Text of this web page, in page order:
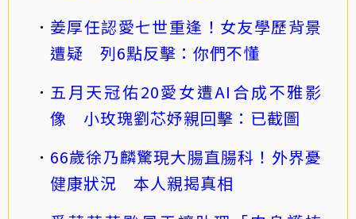
姜厚任認愛七世重逢！女友學歷背景
遭疑 列6點反擊：你們不懂
五月天冠佑20愛女遭AI合成不雅影
像 小玫瑰劉芯妤親回擊：已截圖
66歲徐乃麟驚現大腸直腸科！外界憂
健康狀況 本人親揭真相